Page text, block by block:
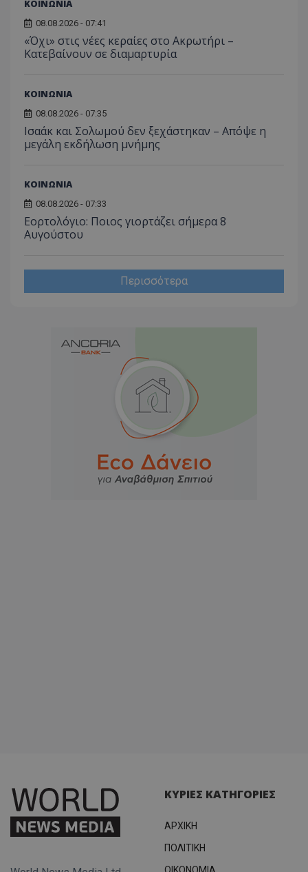
ΚΟΙΝΩΝΙΑ
08.08.2026 - 07:41
«Όχι» στις νέες κεραίες στο Ακρωτήρι –
Κατεβαίνουν σε διαμαρτυρία
ΚΟΙΝΩΝΙΑ
08.08.2026 - 07:35
Ισαάκ και Σολωμού δεν ξεχάστηκαν – Απόψε η
μεγάλη εκδήλωση μνήμης
ΚΟΙΝΩΝΙΑ
08.08.2026 - 07:33
Εορτολόγιο: Ποιος γιορτάζει σήμερα 8
Αυγούστου
Περισσότερα
ΚΥΡΙΕΣ ΚΑΤΗΓΟΡΙΕΣ
ΑΡΧΙΚΗ
ΠΟΛΙΤΙΚΗ